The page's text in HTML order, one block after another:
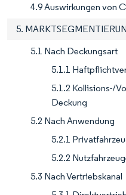
4.9 Auswirkungen von
5.
5.1 Nach Deckungsart
5.1.1
5.1.2 Kollisions-/
Deckung
5.2 Nach Anwendung
5.2.1
5.2.2
5.3 Nach Vertriebskanal